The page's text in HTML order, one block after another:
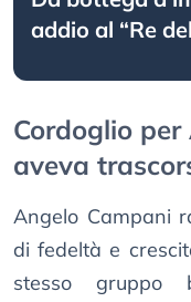
addio al “Re
Cordoglio
aveva
Angelo Campani
di fedeltà e
stesso gruppo